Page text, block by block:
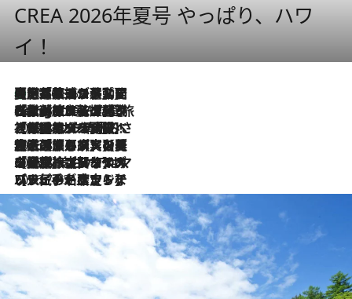
CREA 2026年夏号 やっぱり、ハワ
イ！
2026.8.5
【厳選旅コスメ】国内をあちこち移動する河井菜摘が選んだ夏旅ベストコスメ発表！「リラックスアイテムはマスト」【Mサイズジップ】
2026.8.4
【厳選旅コスメ】「紫外線＆乾燥対策しながらメイク感も！」ヘア＆メイクGeorgeが選んだ夏旅ベストコスメを発表！【Mサイズジップ】
2026.8.3
【厳選旅コスメ】「保湿もタイパ重視！」“サウナ好き”タレント清水みさとが愛用する夏旅ベストコスメを発表！【Mサイズジップ】
2026.8.2
【厳選旅コスメ】美容家・瀬戸麻実の夏旅ベストコスメを発表！「ストレスなく使えるクレンジング＆洗顔は必須」【Mサイズジップ】
2026.8.1
【厳選旅コスメ】「UV＆美白ケアはマスト！」フリーアナウンサー宇賀なつみの夏旅ベストコスメを発表！【Mサイズジップ】
2026.7.23
【リピート確定！】ハワイの名店ランチプレートとサンドイッチ、手が止まらない人気ドーナツ